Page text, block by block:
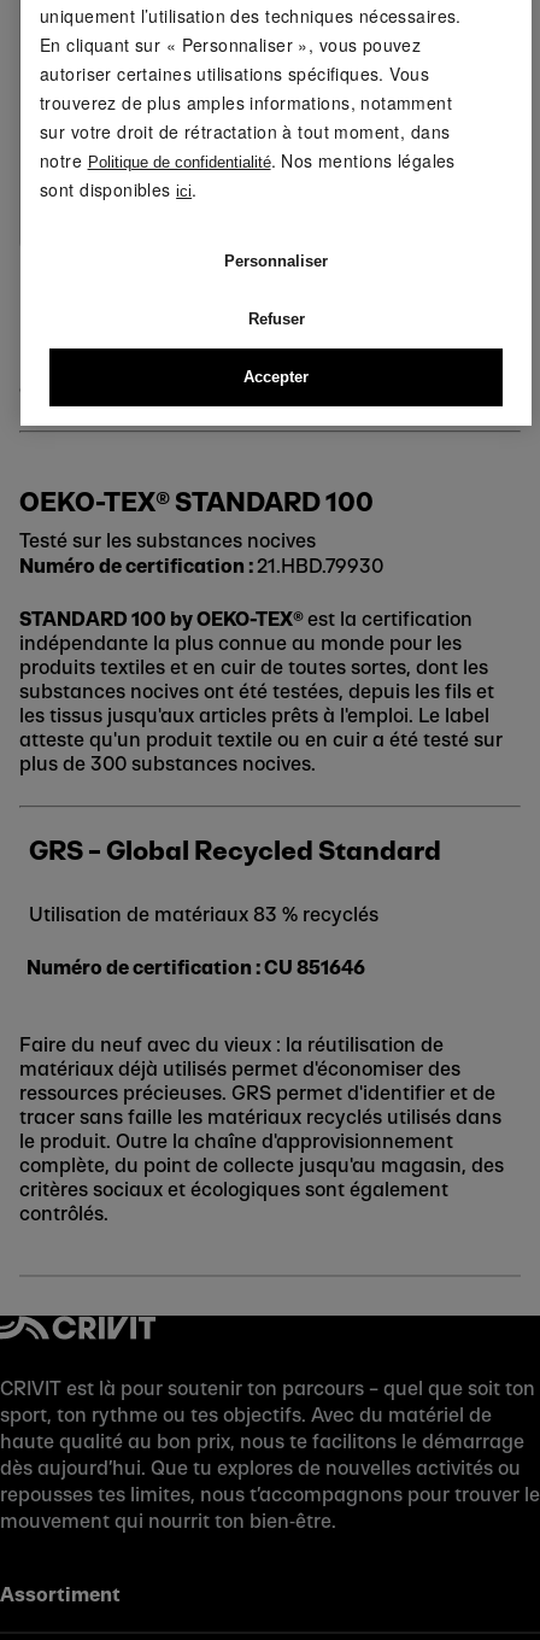
Conseils
d'entretien :
Laver à 40°C maximum
Ne pas blanchir
Ne pas nettoyer à sec
Ne pas repasser
Ma taille Lidl ? Rien de plus facile !
Il suffit de consulter le Lidl. Choisissez un groupe de
calculer votre taille. Votre taille s'affiche alors.
OEKO-TEX® STANDARD 100
Testé sur les substances nocives
Numéro de certification :21.HBD.79930
STANDARD 100 by OEKO-TEX®est la certification
indépendante la plus connue au monde pour les
produits textiles et en cuir de toutes sortes, dont les
substances nocives ont été testées, depuis les fils et
les tissus jusqu'aux articles prêts à l'emploi. Le label
atteste qu'un produit textile ou en cuir a été testé sur
plus de 300 substances nocives.
GRS – Global Recycled Standard
Utilisation de matériaux 83 % recyclés
Numéro de certification : CU 851646
Faire du neuf avec du vieux : la réutilisation de
matériaux déjà utilisés permet d'économiser des
ressources précieuses. GRS permet d'identifier et de
tracer sans faille les matériaux recyclés utilisés dans
le produit. Outre la chaîne d'approvisionnement
complète, du point de collecte jusqu'au magasin, des
critères sociaux et écologiques sont également
contrôlés.
CRIVIT est là pour soutenir ton parcours – quel que soit ton
sport, ton rythme ou tes objectifs. Avec du matériel de
haute qualité au bon prix, nous te facilitons le démarrage
dès aujourd’hui. Que tu explores de nouvelles activités ou
repousses tes limites, nous t’accompagnons pour trouver le
mouvement qui nourrit ton bien‑être.
Assortiment
uniquement l’utilisation des techniques nécessaires.
En cliquant sur « Personnaliser », vous pouvez
autoriser certaines utilisations spécifiques. Vous
trouverez de plus amples informations, notamment
sur votre droit de rétractation à tout moment, dans
notre Politique de confidentialité. Nos mentions légales
sont disponiblesici.
Personnaliser
Refuser
Accepter